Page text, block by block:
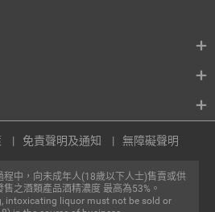
中，向未成年人(18歲以下人士)售賣或供
之酒類產品酒精濃度 最高為53%。
intoxicating liquor must not be sold or
免責聲明及通知 無障礙聲明